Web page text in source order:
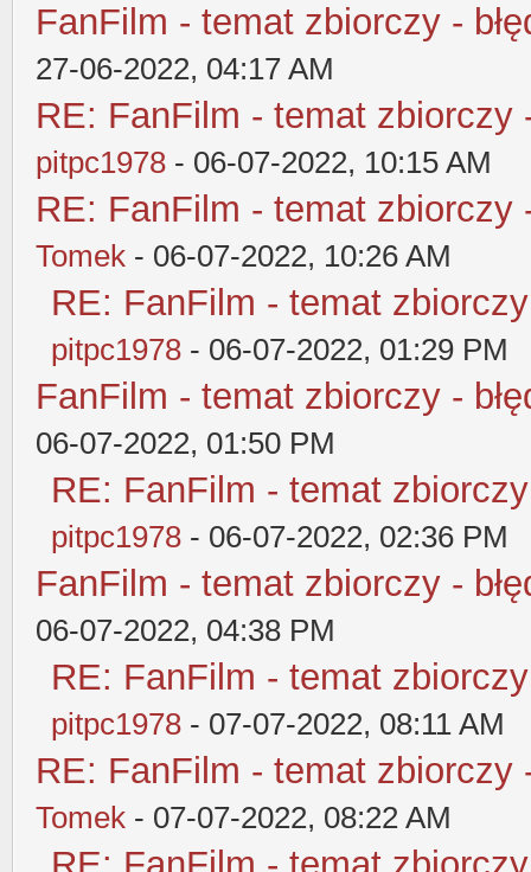
FanFilm - temat zbiorczy -
27-06-2022, 04:17 AM
RE: FanFilm - temat zbiorczy
pitpc1978 - 06-07-2022, 10:15 AM
RE: FanFilm - temat zbiorczy
Tomek - 06-07-2022, 10:26 AM
RE: FanFilm - temat
pitpc1978 - 06-07-2022, 01:29 PM
FanFilm - temat zbiorczy -
06-07-2022, 01:50 PM
RE: FanFilm - temat
pitpc1978 - 06-07-2022, 02:36 PM
FanFilm - temat zbiorczy -
06-07-2022, 04:38 PM
RE: FanFilm - temat
pitpc1978 - 07-07-2022, 08:11 AM
RE: FanFilm - temat zbiorczy
Tomek - 07-07-2022, 08:22 AM